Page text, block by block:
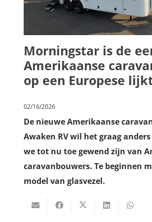
Morningstar is de
Amerikaanse
op een Europese
02/16/2026
De nieuwe Amerikaanse
Awaken RV wil het graag
we tot nu toe gewend zijn van
caravanbouwers. Te beginnen
model van glasvezel.